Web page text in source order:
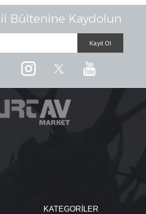
KATEGORİLER